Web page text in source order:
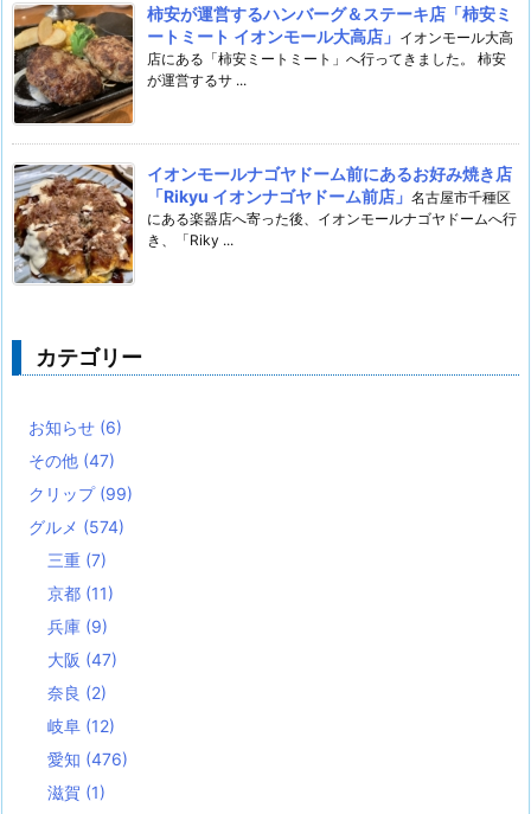
柿安が運営するハンバーグ＆ステーキ店「柿安ミ
ートミート イオンモール大高店」 イオンモール大高
店にある「柿安ミートミート」へ行ってきました。 柿安
が運営するサ ...
イオンモールナゴヤドーム前にあるお好み焼き店
「Rikyu イオンナゴヤドーム前店」 名古屋市千種区
にある楽器店へ寄った後、イオンモールナゴヤドームへ行
き、「Riky ...
カテゴリー
お知らせ (6)
その他 (47)
クリップ (99)
グルメ (574)
三重 (7)
京都 (11)
兵庫 (9)
大阪 (47)
奈良 (2)
岐阜 (12)
愛知 (476)
滋賀 (1)